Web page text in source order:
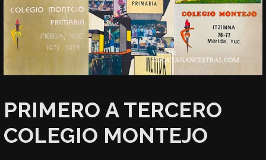
PRIMERO A TERCERO
COLEGIO MONTEJO